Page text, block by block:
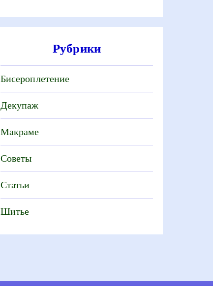
Рубрики
Бисероплетение
Декупаж
Макраме
Советы
Статьи
Шитье